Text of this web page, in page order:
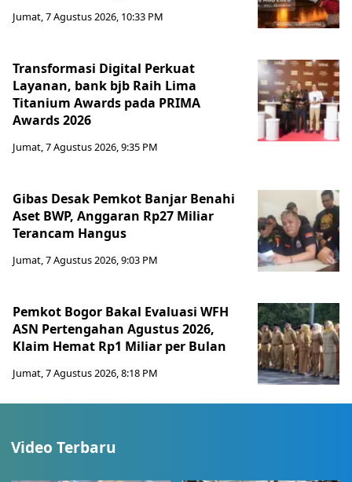
Jumat, 7 Agustus 2026, 10:33 PM
Transformasi Digital Perkuat
Layanan, bank bjb Raih Lima
Titanium Awards pada PRIMA
Awards 2026
Jumat, 7 Agustus 2026, 9:35 PM
Gibas Desak Pemkot Banjar Benahi
Aset BWP, Anggaran Rp27 Miliar
Terancam Hangus
Jumat, 7 Agustus 2026, 9:03 PM
Pemkot Bogor Bakal Evaluasi WFH
ASN Pertengahan Agustus 2026,
Klaim Hemat Rp1 Miliar per Bulan
Jumat, 7 Agustus 2026, 8:18 PM
Video Terbaru